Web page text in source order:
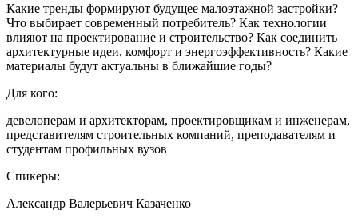
Какие тренды формируют будущее малоэтажной застройки?
Что выбирает современный потребитель? Как технологии
влияют на проектирование и строительство? Как соединить
архитектурные идеи, комфорт и энергоэффективность? Какие
материалы будут актуальны в ближайшие годы?
Для кого:
девелоперам и архитекторам, проектировщикам и инженерам,
представителям строительных компаний, преподавателям и
студентам профильных вузов
Спикеры:
Александр Валерьевич Казаченко